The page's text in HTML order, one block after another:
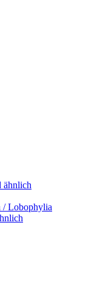
ähnlich
/ Lobophylia